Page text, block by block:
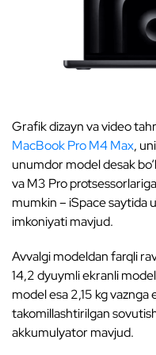
Grafik dizayn va video
MacBook Pro M4 Max,
unumdor model desak
va M3 Pro
mumkin – iSpace saytida
imkoniyati mavjud.
Avvalgi modeldan farqli
14,2 dyuymli ekranli
model esa 2,15 kg
takomillashtirilgan
akkumulyator mavjud.